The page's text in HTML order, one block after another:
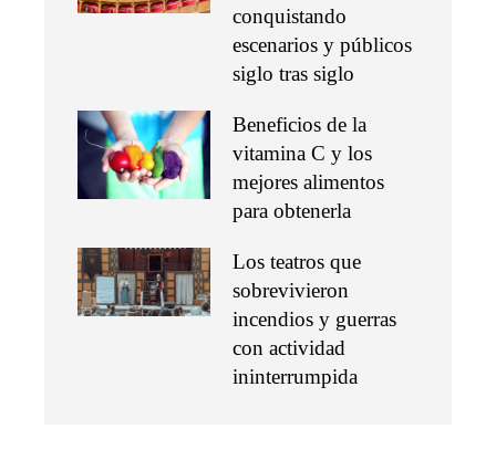
conquistando
escenarios y públicos
siglo tras siglo
Beneficios de la
vitamina C y los
mejores alimentos
para obtenerla
Los teatros que
sobrevivieron
incendios y guerras
con actividad
ininterrumpida